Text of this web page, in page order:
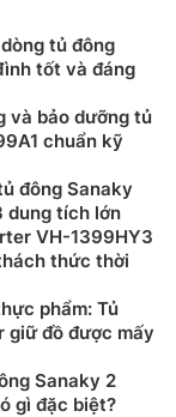
tủ đông
tốt và đáng
và bảo dưỡng tủ
chuẩn kỹ
đông Sanaky
dung tích lớn
VH-1399HY3
thức thời
phẩm: Tủ
giữ đồ được mấy
Sanaky 2
gì đặc biệt?